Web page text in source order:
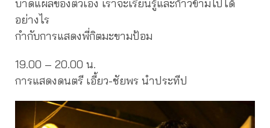
บาดแผลของตัวเอง เราจะเรียนรู้และก้าวข้ามไปได้
อย่างไร
กำกับการแสดงพี่กิตมะขามป้อม
19.00 – 20.00 น.
การแสดงดนตรี เอี้ยว-ชัยพร นำประทีป